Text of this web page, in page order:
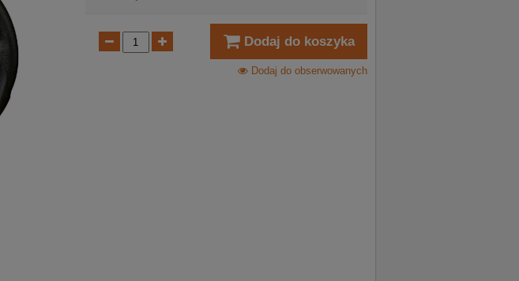
Dodaj do koszyka
Dodaj do obserwowanych